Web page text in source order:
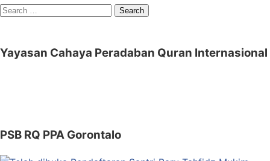
Search
Yayasan Cahaya Peradaban Quran Internasional
PSB RQ PPA Gorontalo